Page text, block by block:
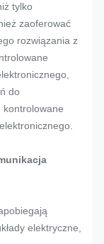
tylko
zaoferować
rozwiązania z
do
kontrolowane
elektryczne,